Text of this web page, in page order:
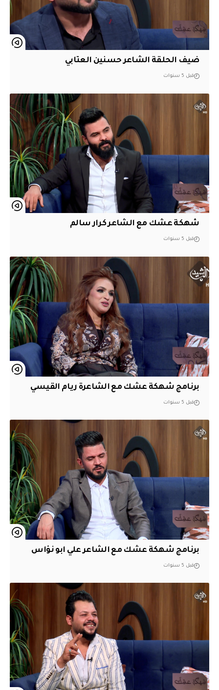
ضيف الحلقة الشاعر حسنين العتابي
قبل 5 سنوات
شهكة عشك مع الشاعر كرار سالم
قبل 5 سنوات
برنامج شهكة عشك مع الشاعرة ريام القيسي
قبل 5 سنوات
برنامج شهكة عشك مع الشاعر علي ابو نؤاس
قبل 5 سنوات